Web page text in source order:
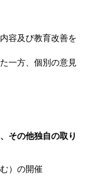
容及び教育改善を
一方、個別の意見
その他独自の取り
）の開催